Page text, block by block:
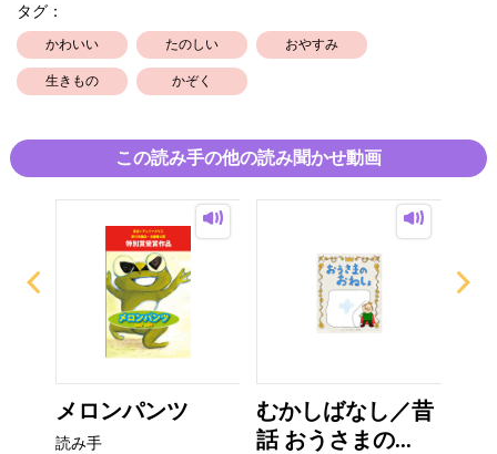
タグ：
かわいい たのしい おやすみ
生きもの かぞく
この読み手の他の読み聞かせ動画
メロンパンツ
読み手
むかしばなし／昔
話 おうさまの...